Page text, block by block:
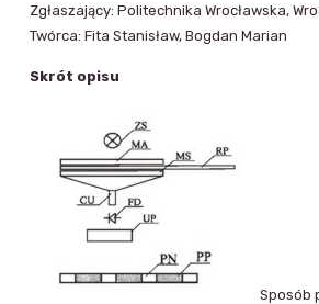
Zgłaszający: Politechnika Wrocławska,
Twórca: Fita Stanisław, Bogdan Marian
Skrót opisu
Sposób